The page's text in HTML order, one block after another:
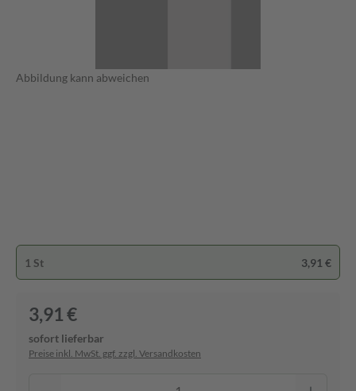
Abbildung kann abweichen
1 St 3,91 €
3,91 €
sofort lieferbar
Preise inkl. MwSt. ggf. zzgl. Versandkosten